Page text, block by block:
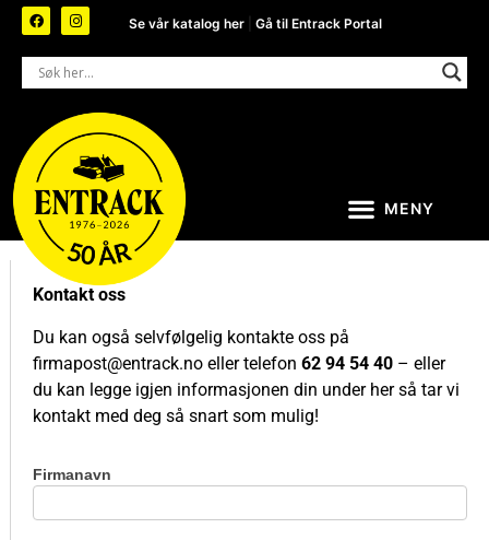
Se vår katalog her |Gå til Entrack Portal
Kontakt oss
Du kan også selvfølgelig kontakte oss på
firmapost@entrack.noeller telefon 62 94 54 40– eller
du kan legge igjen informasjonen din under her så tar vi
kontakt med deg så snart som mulig!
Kontakt
Firmanavn